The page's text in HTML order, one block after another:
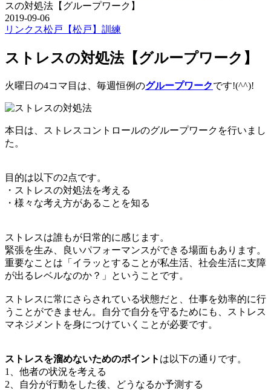
スの対処法【グループワーク】
2019-09-06
リンクス松戸 【松戸】訓練
ストレスの対処法【グループワーク】
火曜日の4コマ目は、毎週恒例のグループワークです!(^^)!
本日は、ストレスコントロールのグループワークを行いまし
た。
目的は以下の2点です。
・ストレスの対処法を考える
・様々な考え方があることを知る
ストレスは誰もが日常的に感じます。
緊張を生み、良いパフォーマンスができる場面もあります。
重要なことは「イラッとすることが私生活、社会生活に支障
が出るレベルなのか？」ということです。
ストレスに常にさらされている状態だと、仕事を効率的に行
うことができません。自分で自分を守るためにも、ストレス
マネジメントを身につけていくことが必要です。
ストレスを溜めないためのポイント は以下の通りです。
1、他者の状況を考える
2、自分が行動をした後、どうなるか予測する